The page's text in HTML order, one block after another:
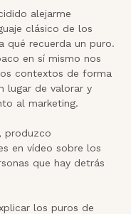
alejarme
clásico de los
qué recuerda un puro.
en sí mismo nos
contextos de forma
lugar de valorar y
al marketing.
produzco
en vídeo sobre los
que hay detrás
los puros de